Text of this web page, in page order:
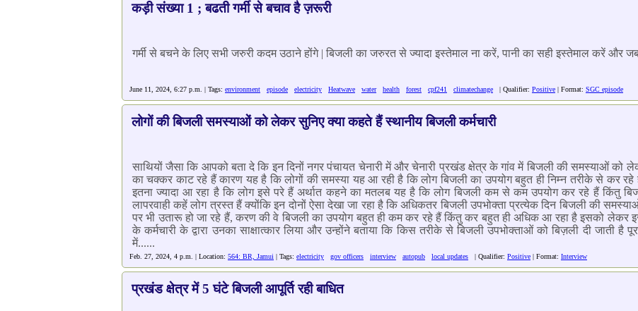
कड़ी संख्या 1 ; बढती गर्मी से बचाव है ज़रूरी
गर्मी से बचने के लिए सभी जरुरी कदम उठाने होंगे | बिजली का जरुरत से ज्यादा इस्तेमाल ना करें, पानी का सही इस्तेमाल करें और
June 11, 2024, 6:27 p.m. | Tags: environment episode electricity Heatwave water health forest cpf241 climatechange | Qualifier: Positive | Format: SGC episode
लोगों की बिजली समस्याओं को लेकर सुनिए क्या कहते हैं स्थानीय बिजली कर्मचारी
साथियों जैसा कि आपको बता दे कि इन दिनों नगर पंचायत चेनारी में और चेनारी प्रखंड क्षेत्र के गांव में बिजली की समस्याओं को
का चक्कर काट रहे हैं कारण यह है कि लोगों की समस्या यह आ रही है कि लोग बिजली का उपयोग बहुत ही निम्न तरीके से कर
इतना ज्यादा आ रहा है कि लोग इसे परे हैं अर्थात कहने का मतलब यह है कि लोग बिजली कम से कम उपयोग कर रहे हैं किंतु
लापरवाही कहें लोग त्रस्त हैं क्योंकि इन दोनों ऐसा देखा जा रहा है कि अधिकतर बिजली उपभोक्ता प्रत्येक दिन बिजली की
पर भी उतारू हो जा रहे हैं, करण की वे बिजली का उपयोग बहुत ही कम कर रहे हैं किंतु कर बहुत ही अधिक आ रहा है इसको लेकर
के कर्मचारी के द्वारा उनका साक्षात्कार लिया और उन्होंने बताया कि किस तरीके से बिजली उपभोक्ताओं को बिज़ली दी जाती है
में......
Feb. 27, 2024, 4 p.m. | Location: 564: BR, Jamui | Tags: electricity gov officers interview autopub local updates | Qualifier: Positive | Format: Interview
प्रखंड क्षेत्र में 5 घंटे बिजली आपूर्ति रही बाधित